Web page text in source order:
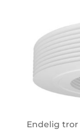
Endelig